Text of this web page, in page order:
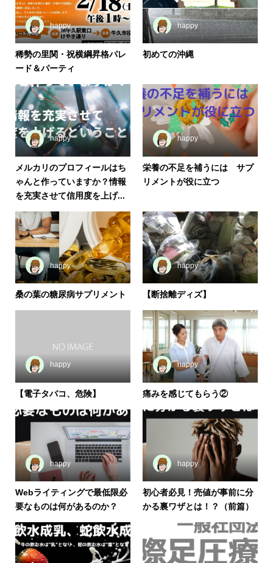
happy
稀勢の里関・祝横綱昇格パレ
ード＆パーティ
happy
初めての沖縄
happy
メルカリのプロフィールはち
ゃんと作っていますか？情報
を充実させて信用度を上げ...
happy
栄養の不足を補うには サプ
リメントが役に立つ
happy
桑の葉の糖尿病サプリメント
happy
【断捨離ディズ】
happy
【電子タバコ、危険】
happy
痛みを感じてもらう②
happy
Webライティングで最低限必
要なものは何があるのか？
happy
初心者必見！売値が事前に分
かる裏ワザとは！？（前篇）